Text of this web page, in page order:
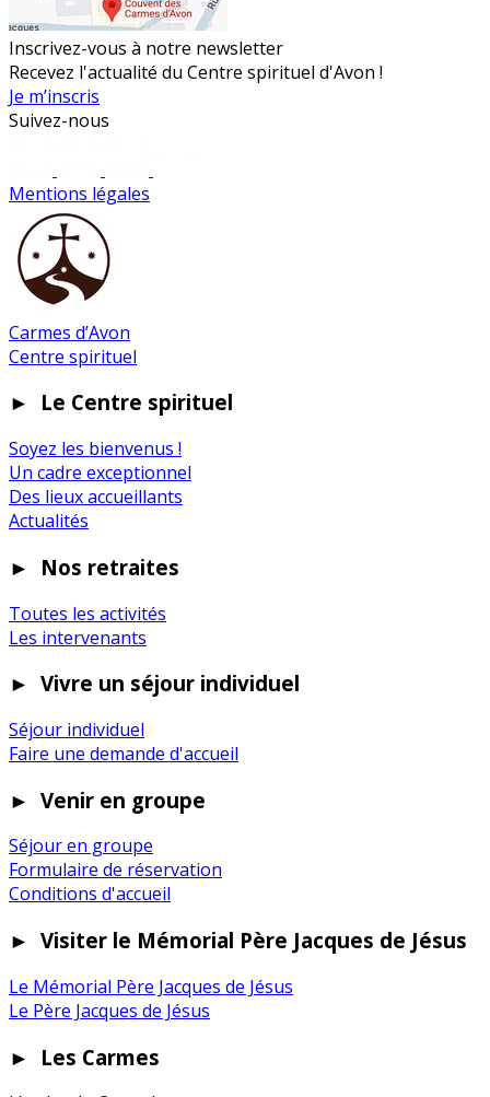
Inscrivez-vous à notre newsletter
Recevez l'actualité du Centre spirituel d'Avon !
Je m’inscris
Suivez-nous
Mentions légales
Carmes d’Avon
Centre spirituel
► Le Centre spirituel
Soyez les bienvenus !
Un cadre exceptionnel
Des lieux accueillants
Actualités
► Nos retraites
Toutes les activités
Les intervenants
► Vivre un séjour individuel
Séjour individuel
Faire une demande d'accueil
► Venir en groupe
Séjour en groupe
Formulaire de réservation
Conditions d'accueil
► Visiter le Mémorial Père Jacques de Jésus
Le Mémorial Père Jacques de Jésus
Le Père Jacques de Jésus
► Les Carmes